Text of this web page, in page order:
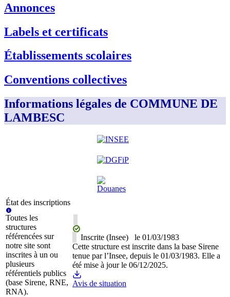
Annonces
Labels et certificats
Établissements scolaires
Conventions collectives
Informations légales de COMMUNE DE
LAMBESC
État des inscriptions
Toutes les
structures
référencées sur
notre site sont
inscrites à un ou
plusieurs
référentiels publics
(base Sirene, RNE,
RNA).
Inscrite (Insee) le 01/03/1983
Cette structure est inscrite dans la base Sirene
tenue par l’Insee, depuis le 01/03/1983. Elle a
été mise à jour le 06/12/2025.
Avis de situation